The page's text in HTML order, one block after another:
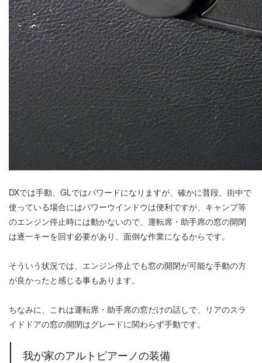
DXでは手動、GLではパワードになりますが、確かに普段、街中で
使っている場合にはパワーウインドウは便利ですが、キャンプ等
のエンジン停止時には動かないので、運転席・助手席の窓の開閉
は逐一キーを回す必要があり、面倒な作業になるからです。
そういう状況では、エンジン停止でも窓の開閉が可能な手動の方
が良かったと感じる事もあります。
ちなみに、これは運転席・助手席の窓だけの話しで、リアのスラ
イドドアの窓の開閉はグレードに関わらず手動です。
我が家のアルトピアーノの装備